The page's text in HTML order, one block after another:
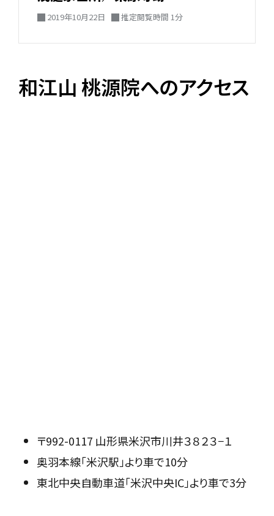
2019年10月22日 推定閲覧時間 1分
和江山 桃源院へのアクセス
〒992-0117 山形県米沢市川井３８２３−１
奥羽本線「米沢駅」より車で10分
東北中央自動車道「米沢中央IC」より車で3分